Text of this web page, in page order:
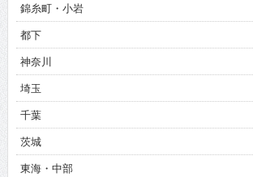
錦糸町・小岩
都下
神奈川
埼玉
千葉
茨城
東海・中部